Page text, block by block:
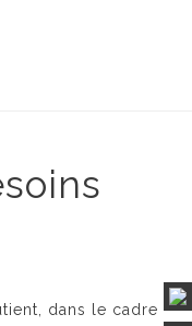
dans le cadre